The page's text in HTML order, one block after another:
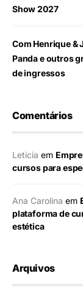
Show 2027
Com Henrique &
Panda e outros
de ingressos
Comentários
Leticia em
cursos para
Ana Carolina em
plataforma de
estética
Arquivos